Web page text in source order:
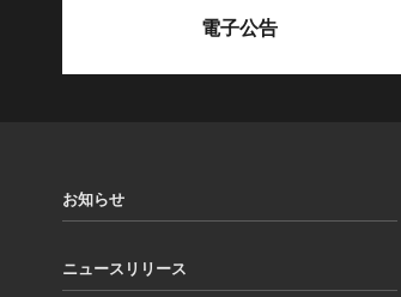
電子公告
お知らせ
ニュースリリース